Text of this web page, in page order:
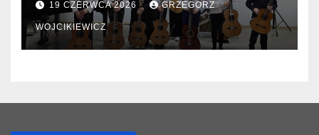
19 CZERWCA 2026 GRZEGORZ
WOJCIKIEWICZ